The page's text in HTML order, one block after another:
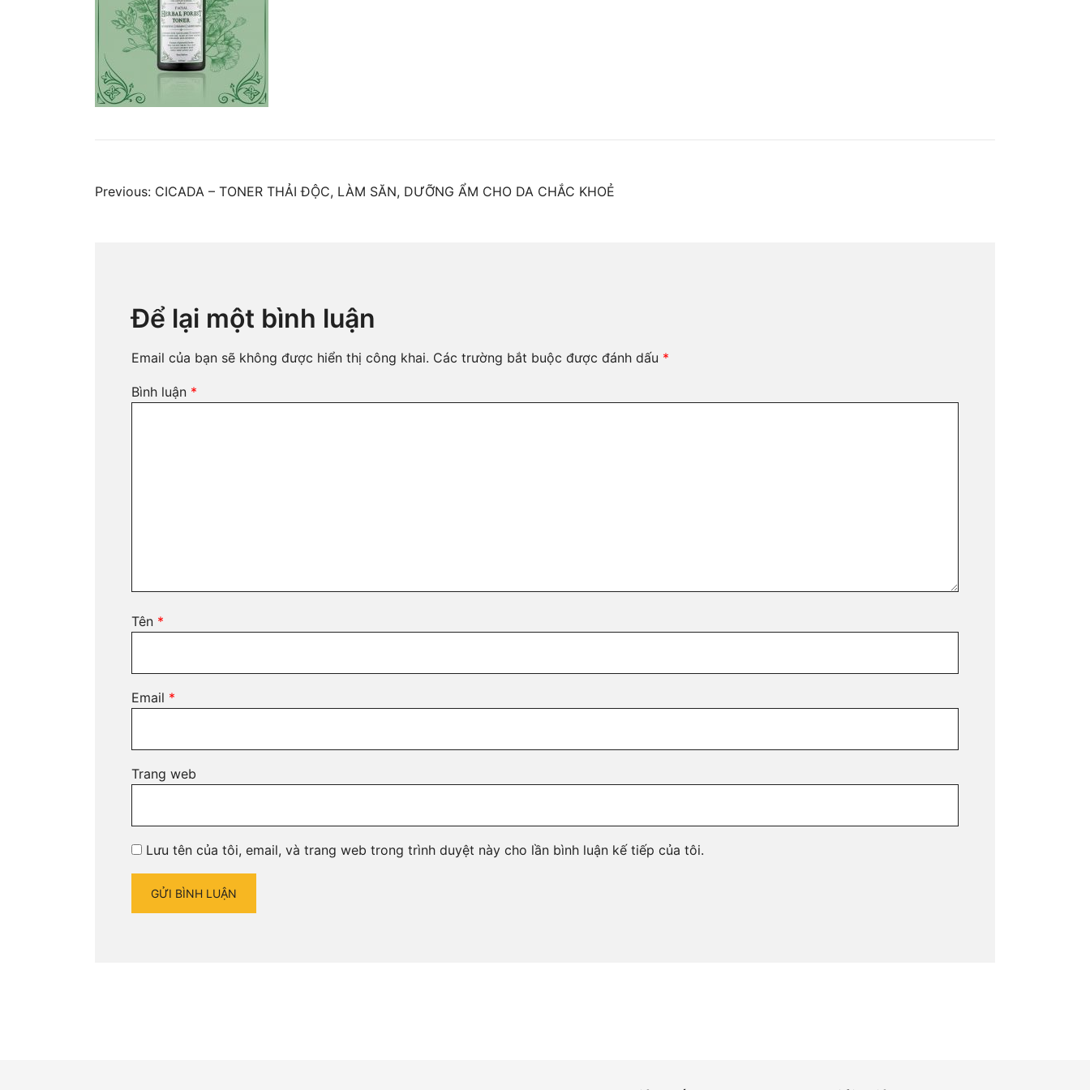
Điều
bài
viết
Previous: CICADA – TONER THẢI ĐỘC, LÀM SĂN, DƯỠNG ẨM CHO DA CHẮC KHOẺ
Để lại một bình luận
Email của bạn sẽ không được hiển thị công khai. Các trường bắt buộc được đánh dấu *
Bình luận *
Tên *
Email *
Trang web
Lưu tên của tôi, email, và trang web trong trình duyệt này cho lần bình luận kế tiếp của tôi.